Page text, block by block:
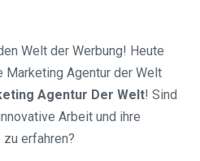
Welt der Werbung! Heute
Marketing Agentur der Welt
Agentur Der Welt! Sind
Arbeit und ihre
erfahren?